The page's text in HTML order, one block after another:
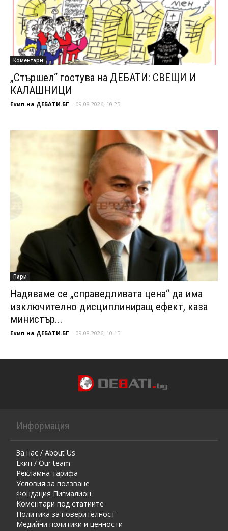
Коментари
„Стършел“ гостува на ДЕБАТИ: СВЕЩИ И
КАЛАШНИЦИ
Екип на ДЕБАТИ.БГ - 09.08.2026, 10:25
Пари
Надяваме се „справедливата цена“ да има
изключително дисциплиниращ ефект, каза
министър...
Екип на ДЕБАТИ.БГ - 09.08.2026, 10:15
Информация
За нас / About Us
Екип / Our team
Рекламна тарифа
Условия за ползване
Фондация Пигмалион
Kоментaри под статиите
Политика за поверителност
Медийни политики и ценности